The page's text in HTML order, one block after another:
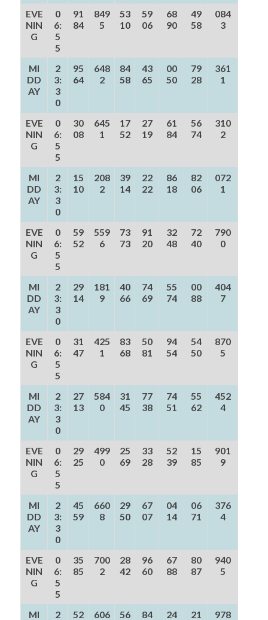
EVE
NIN
G
0
6:
5
5
91
84
849
5
53
10
59
06
68
90
49
58
084
3
MI
DD
AY
2
3:
3
0
95
64
648
2
84
58
43
65
00
50
79
28
361
1
EVE
NIN
G
0
6:
5
5
30
08
645
1
17
52
27
19
61
84
56
74
310
2
MI
DD
AY
2
3:
3
0
15
10
208
2
39
14
22
22
86
18
82
06
072
1
EVE
NIN
G
0
6:
5
5
59
52
559
6
73
73
91
20
32
48
72
40
790
0
MI
DD
AY
2
3:
3
0
29
14
181
9
40
66
74
69
55
74
00
88
404
7
EVE
NIN
G
0
6:
5
5
31
47
425
1
83
68
50
81
94
54
54
50
870
5
MI
DD
AY
2
3:
3
0
27
13
584
0
31
45
77
38
74
51
55
62
452
4
EVE
NIN
G
0
6:
5
5
29
25
499
0
25
69
33
28
52
39
15
85
901
9
MI
DD
AY
2
3:
3
0
45
59
660
8
29
50
67
07
04
14
06
71
376
4
EVE
NIN
G
0
6:
5
5
35
85
700
2
28
42
96
60
67
88
80
87
940
5
MI 2 52 606 56 84 24 21 978